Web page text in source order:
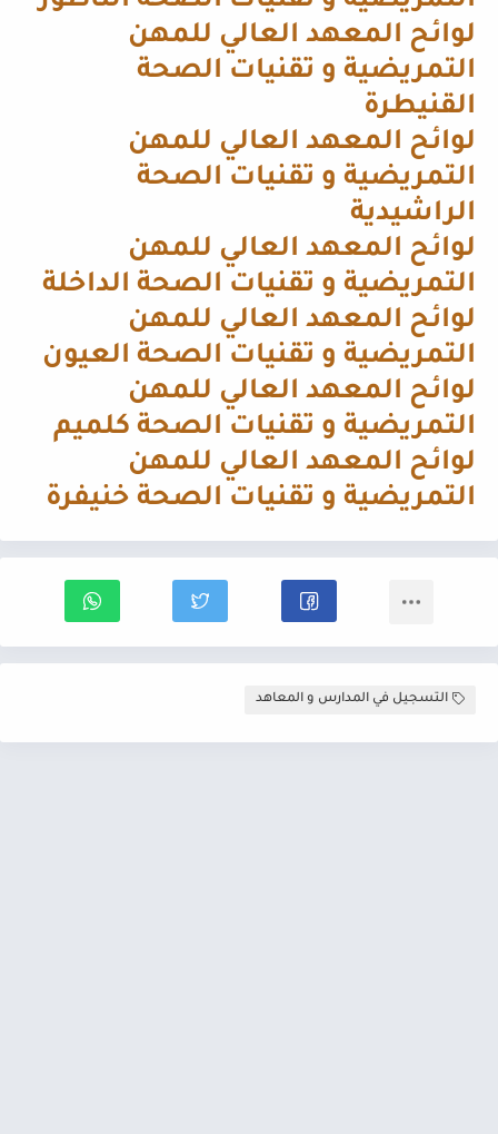
لوائح المعهد العالي للمهن
التمريضية و تقنيات الصحة
القنيطرة
لوائح المعهد العالي للمهن
التمريضية و تقنيات الصحة
الراشيدية
لوائح المعهد العالي للمهن
التمريضية و تقنيات الصحة الداخلة
لوائح المعهد العالي للمهن
التمريضية و تقنيات الصحة العيون
لوائح المعهد العالي للمهن
التمريضية و تقنيات الصحة كلميم
لوائح المعهد العالي للمهن
التمريضية و تقنيات الصحة خنيفرة
التسجيل في المدارس و المعاهد